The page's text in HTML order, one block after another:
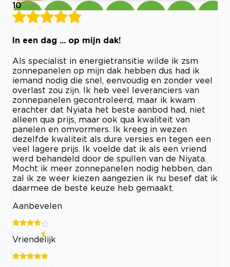
10
In een dag ... op mijn dak!
Als specialist in energietransitie wilde ik zsm
zonnepanelen op mijn dak hebben dus had ik
iemand nodig die snel, eenvoudig en zonder veel
overlast zou zijn. Ik heb veel leveranciers van
zonnepanelen gecontroleerd, maar ik kwam
erachter dat Nyiata het beste aanbod had, niet
alleen qua prijs, maar ook qua kwaliteit van
panelen en omvormers. Ik kreeg in wezen
dezelfde kwaliteit als dure versies en tegen een
veel lagere prijs. Ik voelde dat ik als een vriend
werd behandeld door de spullen van de Niyata.
Mocht ik meer zonnepanelen nodig hebben, dan
zal ik ze weer kiezen aangezien ik nu besef dat ik
daarmee de beste keuze heb gemaakt.
Aanbevelen
Vriendelijk